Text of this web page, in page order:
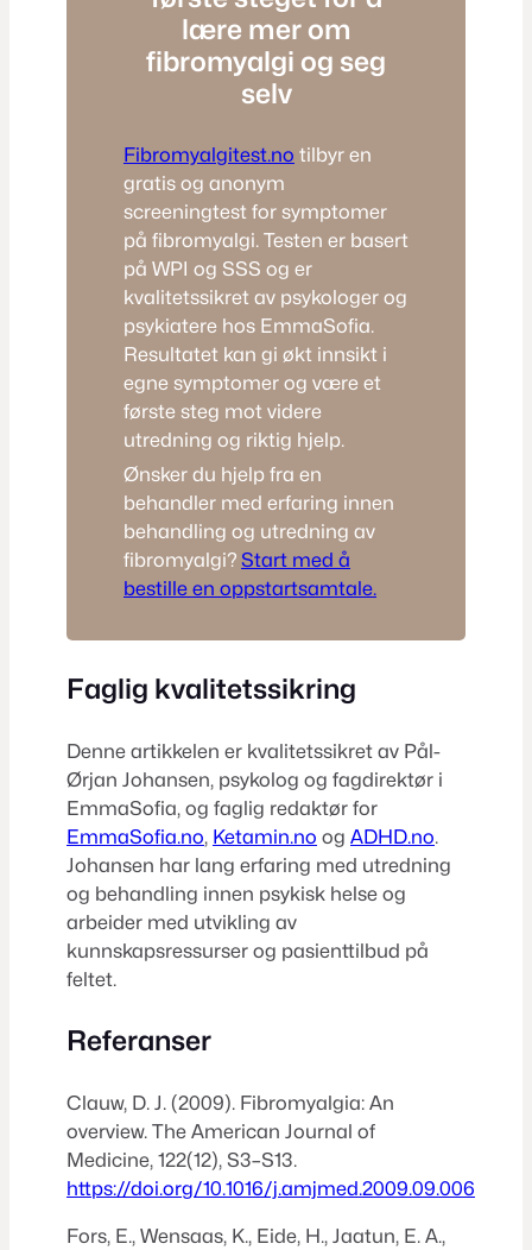
lære mer om
fibromyalgi og seg
selv
Fibromyalgitest.no tilbyr en
gratis og anonym
screeningtest for symptomer
på fibromyalgi. Testen er basert
på WPI og SSS og er
kvalitetssikret av psykologer og
psykiatere hos EmmaSofia.
Resultatet kan gi økt innsikt i
egne symptomer og være et
første steg mot videre
utredning og riktig hjelp.
Ønsker du hjelp fra en
behandler med erfaring innen
behandling og utredning av
fibromyalgi? Start med å
bestille en oppstartsamtale.
Faglig kvalitetssikring
Denne artikkelen er kvalitetssikret av Pål-
Ørjan Johansen, psykolog og fagdirektør i
EmmaSofia, og faglig redaktør for
EmmaSofia.no, Ketamin.no og ADHD.no.
Johansen har lang erfaring med utredning
og behandling innen psykisk helse og
arbeider med utvikling av
kunnskapsressurser og pasienttilbud på
feltet.
Referanser
Clauw, D. J. (2009). Fibromyalgia: An
overview. The American Journal of
Medicine, 122(12), S3–S13.
https://doi.org/10.1016/j.amjmed.2009.09.006
Fors, E., Wensaas, K., Eide, H., Jaatun, E. A.,